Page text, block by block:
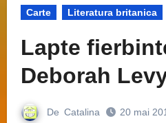
Carte Literatura britanica
Lapte
Deborah
De Catalina
20 mai